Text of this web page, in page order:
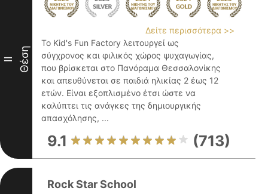
II Θέση
Δείτε περισσότερα >>
Το Kid's Fun Factory λειτουργεί ως
σύγχρονος και φιλικός χώρος ψυχαγωγίας,
που βρίσκεται στο Πανόραμα Θεσσαλονίκης
και απευθύνεται σε παιδιά ηλικίας 2 έως 12
ετών. Είναι εξοπλισμένο έτσι ώστε να
καλύπτει τις ανάγκες της δημιουργικής
απασχόλησης, ...
9.1 (713)
Rock Star School